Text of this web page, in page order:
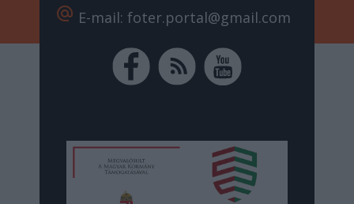
alternate_email E-mail: foter.portal@gmail.com